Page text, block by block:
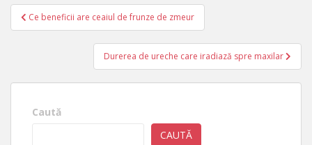
Navigare
în
Ce beneficii are ceaiul de frunze de zmeur
Durerea de ureche care iradiază spre maxilar
Caută
CAUTĂ